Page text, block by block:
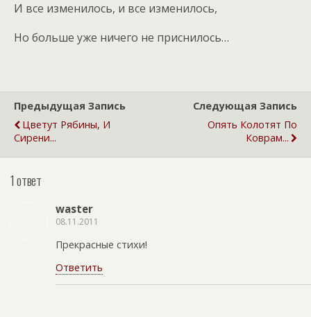
И все изменилось, и все изменилось,
Но больше уже ничего не приснилось…
Предыдущая Запись
Цветут Рябины, И
Сирени...
Следующая Запись
Опять Колотят По
Коврам...
1 ответ
waster
08.11.2011
Прекрасные стихи!
Ответить